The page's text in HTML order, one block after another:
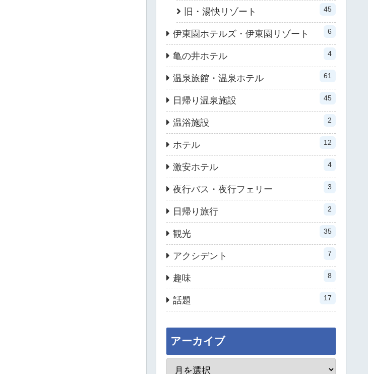
旧・湯快リゾート 45
伊東園ホテルズ・伊東園リゾート 6
亀の井ホテル 4
温泉旅館・温泉ホテル 61
日帰り温泉施設 45
温浴施設 2
ホテル 12
激安ホテル 4
夜行バス・夜行フェリー 3
日帰り旅行 2
観光 35
アクシデント 7
趣味 8
話題 17
アーカイブ